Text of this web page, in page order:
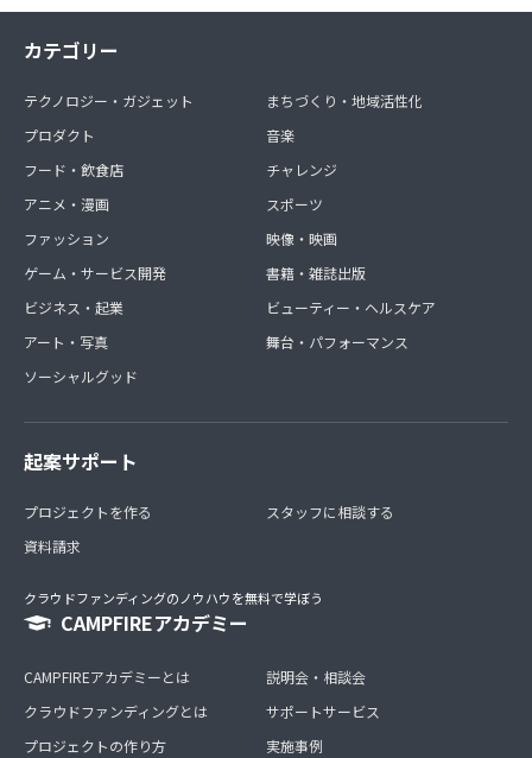
カテゴリー
テクノロジー・ガジェット
プロダクト
フード・飲食店
アニメ・漫画
ファッション
ゲーム・サービス開発
ビジネス・起業
アート・写真
ソーシャルグッド
まちづくり・地域活性化
音楽
チャレンジ
スポーツ
映像・映画
書籍・雑誌出版
ビューティー・ヘルスケア
舞台・パフォーマンス
起案サポート
プロジェクトを作る
資料請求
スタッフに相談する
クラウドファンディングのノウハウを無料で学ぼう
CAMPFIREアカデミー
CAMPFIREアカデミーとは
クラウドファンディングとは
プロジェクトの作り方
説明会・相談会
サポートサービス
実施事例